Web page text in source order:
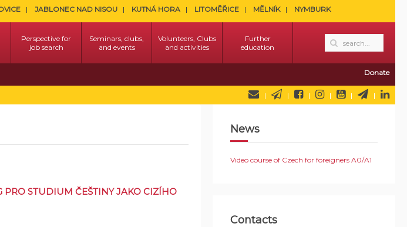
JABLONEC NAD NISOU KUTNÁ HORA LITOMĚŘICE MĚLNÍK NYMBURK
Perspective for
job search
Seminars, clubs,
and events
Volunteers, Clubs
and activities
Further
education
Donate
PRO STUDIUM ČEŠTINY JAKO CIZÍHO
News
Video course of Czech for foreigners A0/A1
Contacts